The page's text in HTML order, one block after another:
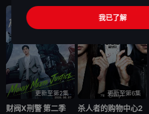
更新至第2集
财阀X刑警 第二季
更新至第6集
杀人者的购物中心2
我已了解